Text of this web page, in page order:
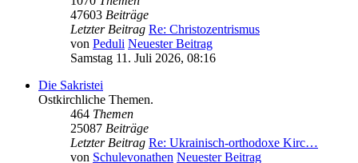
47603 Beiträge
Letzter Beitrag Re: Christozentrismus
von Peduli Neuester Beitrag
Samstag 11. Juli 2026, 08:16
Die Sakristei
Ostkirchliche Themen.
464 Themen
25087 Beiträge
Letzter Beitrag Re: Ukrainisch-orthodoxe Kirc…
von Schulevonathen Neuester Beitrag